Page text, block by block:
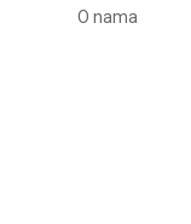
O nama